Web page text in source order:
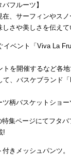
フルーツ】
、サーフィンやス
さや美しさを伝えて
ベント「Viva La
を開催するなど各
、バスケブランド
柄バスケットショ
集ページにてフタ
!
きメッシュパンツ。